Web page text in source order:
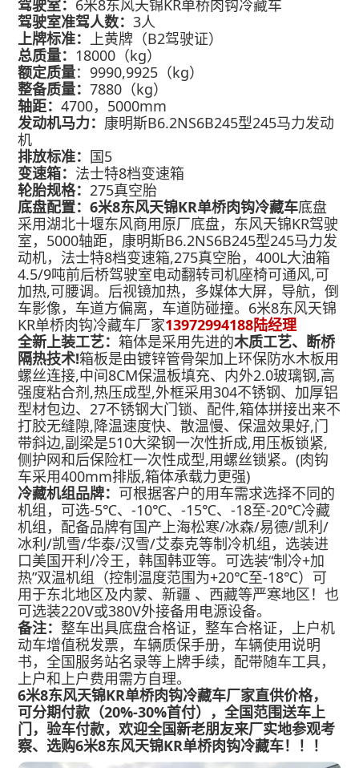
驾驶室： 6米8东风天锦KR单桥肉钩冷藏车
驾驶室准驾人数：3人
上牌标准：
上黄牌（B2驾驶证）
总质量： 18000（kg）
额定质量： 9990,9925 （kg）
整备质量：7880（kg）
轴距：4700，5000mm
发动机马力： 康明斯B6.2NS6B245型245马力发动
机
排放标准： 国5
变速箱： 法士特8档变速箱
轮胎规格： 275真空胎
底盘配置：6米8东风天锦KR单桥肉钩冷藏车底盘
采用湖北十堰东风商用原厂底盘，东风天锦KR驾驶
室，5000轴距，康明斯B6.2NS6B245型245马力发
动机，法士特8档变速箱,275真空胎，400L大油箱
4.5/9吨前后桥驾驶室电动翻转司机座椅可通风,可
加热,可腰调。后视镜加热，多媒体大屏，导航，倒
车影像，车道方偏离，车道防碰撞。6米8东风天锦
KR单桥肉钩冷藏车厂家13972994188陆经理
全新上装工艺：箱体是采用先进的木质工艺、断桥
隔热技术!箱板是由镀锌管骨架加上环保防水木板用
螺丝连接,中间8CM保温板填充、内外2.0玻璃钢,高
强度粘合剂,热压成型,外框采用304不锈钢、加厚铝
型材包边、27不锈钢大门锁、配件,箱体拼接出来不
打胶无缝隙,降温速度快、散温慢、保温效果好,门
带斜边,副梁是510大梁钢一次性折成,用压板锁紧,
侧护网和后保险杠一次性成型,用螺丝锁紧。(肉钩
车采用400mm排版,箱体承载力更强)
冷藏机组品牌： 可根据客户的用车需求选择不同的
机组，可选-5℃、-10℃、-15℃、-18至-20℃冷藏
机组，配备品牌有国产上海松寒/冰森/易德/凯利/
冰利/凯雪/华泰/汉雪/艾泰克等制冷机组，选装进
口美国开利/冷王，韩国韩亚等。可选装“制冷+加
热”双温机组（控制温度范围为+20℃至-18℃）可
用于东北地区及内蒙、新疆 、西藏等严寒地区！也
可选装220V或380V外接备用电源设备。
备注： 整车出具底盘合格证，整车合格证，上户机
动车增值税发票，车辆质保手册，车辆使用说明
书，全国服务站名录等上牌手续，配带随车工具，
上户和上户费用需方自理。
6米8东风天锦KR单桥肉钩冷藏车厂家直供价格，
可分期付款（20%-30%首付），全国范围送车上
门，验车付款，欢迎全国新老朋友来厂实地参观考
察、选购6米8东风天锦KR单桥肉钩冷藏车！ ！！